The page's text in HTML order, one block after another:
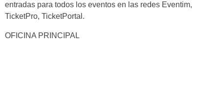
entradas para todos los eventos en las redes Eventim,
TicketPro, TicketPortal.
OFICINA PRINCIPAL